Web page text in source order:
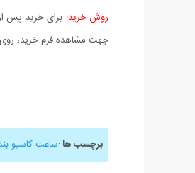
روش خرید: برای خرید پس
جهت مشاهده فرم خرید، روی
برچسب ها:ساعت کاسیو